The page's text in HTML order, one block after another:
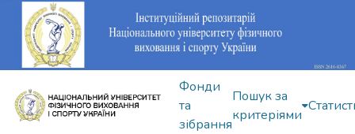
Фонди
та
зібрання
Пошук за
критеріями